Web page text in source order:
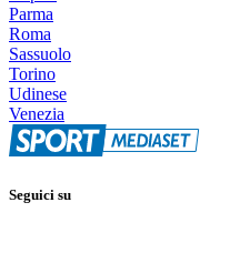
Parma
Roma
Sassuolo
Torino
Udinese
Venezia
Seguici su